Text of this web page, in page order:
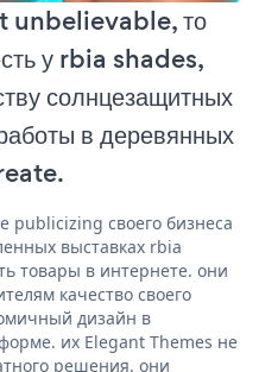
unbelievable, то
у rbia shades,
солнцезащитных
в деревянных
publicizing своего бизнеса
выставках rbia
товары в интернете. они
качество своего
дизайн в
их Elegant Themes не
решения. они